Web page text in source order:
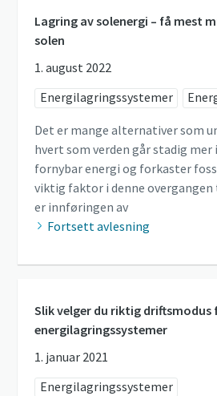
Lagring av solenergi – få mest
solen
1. august 2022
Energilagringssystemer
Det er mange alternativer som
hvert som verden går stadig mer
fornybar energi og forkaster
viktig faktor i denne
er innføringen av
Fortsett avlesning
Slik velger du riktig driftsmodus
energilagringssystemer
1. januar 2021
Energilagringssystemer